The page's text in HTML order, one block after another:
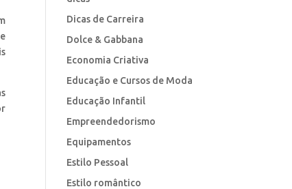
Dicas de Carreira
Dolce & Gabbana
Economia Criativa
Educação e Cursos de Moda
Educação Infantil
Empreendedorismo
Equipamentos
Estilo Pessoal
Estilo romântico